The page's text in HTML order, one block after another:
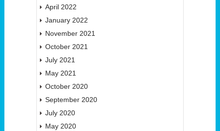
April 2022
January 2022
November 2021
October 2021
July 2021
May 2021
October 2020
September 2020
July 2020
May 2020